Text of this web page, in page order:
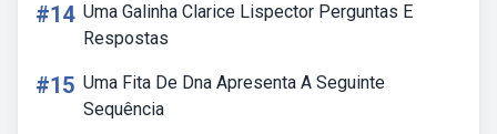
#14 Uma Galinha Clarice Lispector Perguntas E
Respostas
#15 Uma Fita De Dna Apresenta A Seguinte
Sequência